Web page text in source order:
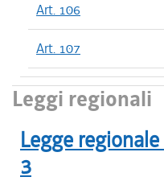
Art. 106
Art. 107
Leggi regionali
Legge regionale
3